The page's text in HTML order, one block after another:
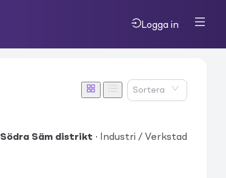
Logga in
Sortera
Södra Säm distrikt · Industri / Verkstad